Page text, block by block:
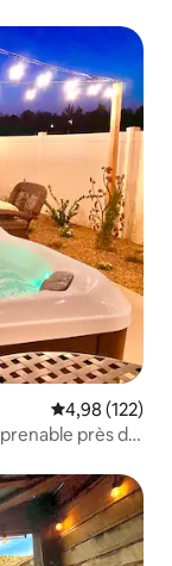
Note
4,98 (122)
près de